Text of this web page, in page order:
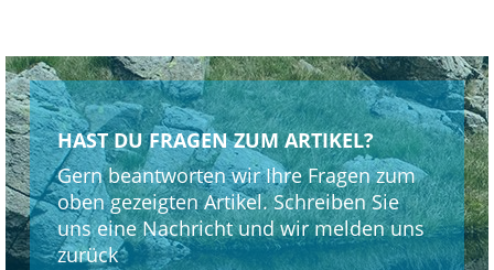
HAST DU FRAGEN ZUM ARTIKEL?
Gern beantworten wir Ihre Fragen zum
oben gezeigten Artikel. Schreiben Sie
uns eine Nachricht und wir melden uns
zurück